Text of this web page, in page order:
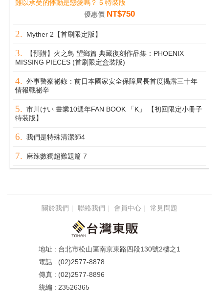
難以承受的悸動是戀愛嗎？ 5 特裝版
優惠價 NT$750
Myther 2【首刷限定版】
【預購】火之鳥 望鄉篇 典藏復刻作品集：PHOENIX
MISSING PIECES (首刷限定盒裝版)
外事警察祕錄：前日本國家安全保障局長首度揭露三十年
情報戰祕辛
市川けい 畫業10週年FAN BOOK 「K」 【初回限定小冊子
特装版】
我們是特殊清潔師4
麻辣數獨超難題篇 7
關於我們 聯絡我們 會員中心 常見問題
台北市松山區南京東路四段130號2樓之1
(02)2577-8878
(02)2577-8896
23526365